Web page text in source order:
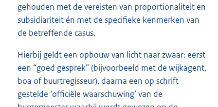
gehouden met de vereisten van proportionaliteit en
subsidiariteit én met de specifieke kenmerken van
de betreffende casus.
Hierbij geldt een opbouw van licht naar zwaar: eerst
een “goed gesprek” (bijvoorbeeld met de wijkagent,
boa of buurtregisseur), daarna een op schrift
gestelde ‘officiële waarschuwing’ van de